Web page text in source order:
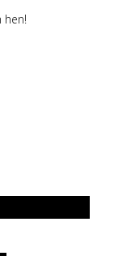
hen!